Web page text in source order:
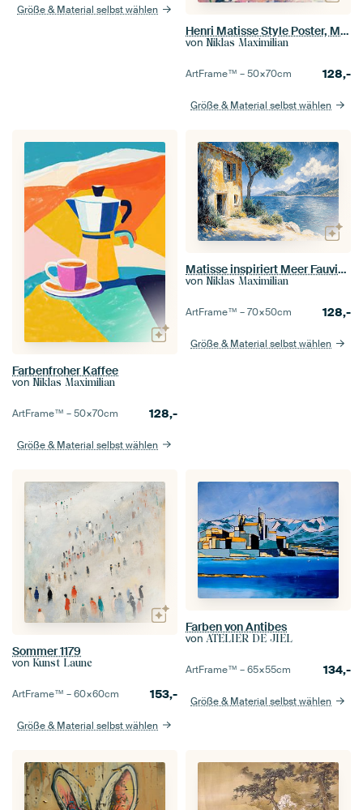
Größe & Material selbst wählen
Henri Matisse Style Poster, Mittelmeer, Open Window, Pastell
von Niklas Maximilian
ArtFrame™ –50×70cm 128,-
Größe & Material selbst wählen
Farbenfroher Kaffee
von Niklas Maximilian
ArtFrame™ –50×70cm 128,-
Größe & Material selbst wählen
Matisse inspiriert Meer Fauvismus Mediterran I
von Niklas Maximilian
ArtFrame™ –70×50cm 128,-
Größe & Material selbst wählen
Sommer 1179
von Kunst Laune
ArtFrame™ –60×60cm 153,-
Größe & Material selbst wählen
Farben von Antibes
von ATELIER DE JIEL
ArtFrame™ –65×55cm 134,-
Größe & Material selbst wählen